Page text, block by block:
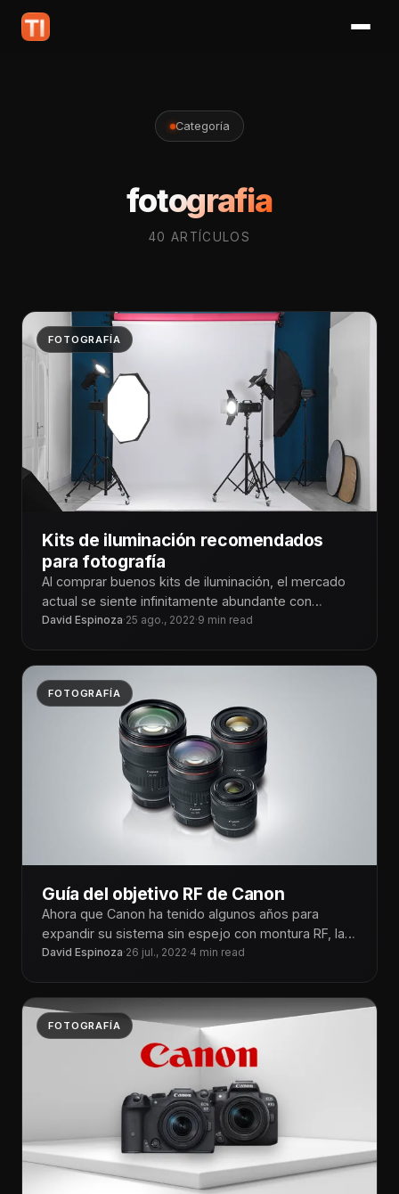
Categoría
fotografia
40 ARTÍCULOS
FOTOGRAFÍA
Kits de iluminación recomendados
para fotografía
Al comprar buenos kits de iluminación, el mercado
actual se siente infinitamente abundante con
opciones para cada necesidad. Puede ser
David Espinoza·25 ago., 2022·9 min read
FOTOGRAFÍA
Guía del objetivo RF de Canon
Ahora que Canon ha tenido algunos años para
expandir su sistema sin espejo con montura RF, la
marca ha desarrollado
David Espinoza·26 jul., 2022·4 min read
FOTOGRAFÍA